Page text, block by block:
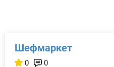
Шефмаркет
0 0